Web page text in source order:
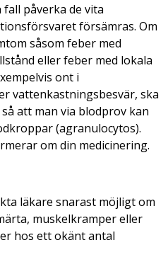
fall påverka de vita
försämras. Om
såsom feber med
eller feber med lokala
ont i
vattenkastningsbesvär, ska
att man via blodprov kan
(agranulocytos).
om din medicinering.
läkare snarast möjligt om
muskelkramper eller
hos ett okänt antal